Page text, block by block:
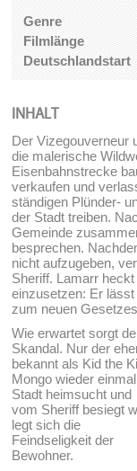
Genre
Filmlänge
Deutschlandstart
INHALT
Der Vizegouverneur
die malerische
Eisenbahnstrecke
verkaufen und
ständigen Plünder-
der Stadt treiben.
Gemeinde
besprechen.
nicht aufzugeben,
Sheriff. Lamarr
einzusetzen: Er
zum neuen
Wie erwartet sorgt
Skandal. Nur der
bekannt als Kid the
Mongo wieder
Stadt heimsucht und
vom Sheriff besiegt
legt sich die
Feindseligkeit der
Bewohner.